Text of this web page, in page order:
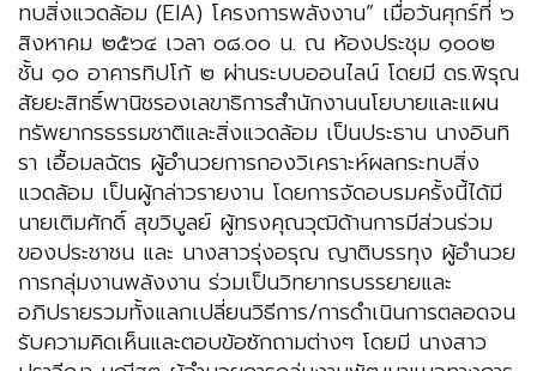
ทบสิ่งแวดล้อม (EIA) โครงการพลังงาน” เมื่อวันศุกร์ที่ ๖
สิงหาคม ๒๕๖๔ เวลา ๐๘.๐๐ น. ณ ห้องประชุม ๑๐๐๒
ชั้น ๑๐ อาคารทิปโก้ ๒ ผ่านระบบออนไลน์ โดยมี ดร.พิรุณ
สัยยะสิทธิ์พานิชรองเลขาธิการสำนักงานนโยบายและแผน
ทรัพยากรธรรมชาติและสิ่งแวดล้อม เป็นประธาน นางอินทิ
รา เอื้อมลฉัตร ผู้อำนวยการกองวิเคราะห์ผลกระทบสิ่ง
แวดล้อม เป็นผู้กล่าวรายงาน โดยการจัดอบรมครั้งนี้ได้มี
นายเติมศักดิ์ สุขวิบูลย์ ผู้ทรงคุณวุฒิด้านการมีส่วนร่วม
ของประชาชน และ นางสาวรุ่งอรุณ ญาติบรรทุง ผู้อำนวย
การกลุ่มงานพลังงาน ร่วมเป็นวิทยากรบรรยายและ
อภิปรายรวมทั้งแลกเปลี่ยนวิธีการ/การดำเนินการตลอดจน
รับความคิดเห็นและตอบข้อซักถามต่างๆ โดยมี นางสาว